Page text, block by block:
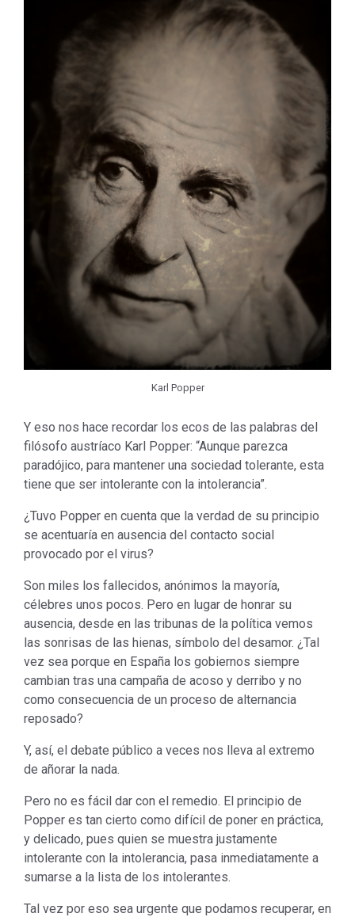
Karl Popper
Y eso nos hace recordar los ecos de las palabras del
filósofo austríaco Karl Popper: “Aunque parezca
paradójico, para mantener una sociedad tolerante, esta
tiene que ser intolerante con la intolerancia”.
¿Tuvo Popper en cuenta que la verdad de su principio
se acentuaría en ausencia del contacto social
provocado por el virus?
Son miles los fallecidos, anónimos la mayoría,
célebres unos pocos. Pero en lugar de honrar su
ausencia, desde en las tribunas de la política vemos
las sonrisas de las hienas, símbolo del desamor. ¿Tal
vez sea porque en España los gobiernos siempre
cambian tras una campaña de acoso y derribo y no
como consecuencia de un proceso de alternancia
reposado?
Y, así, el debate público a veces nos lleva al extremo
de añorar la nada.
Pero no es fácil dar con el remedio. El principio de
Popper es tan cierto como difícil de poner en práctica,
y delicado, pues quien se muestra justamente
intolerante con la intolerancia, pasa inmediatamente a
sumarse a la lista de los intolerantes.
Tal vez por eso sea urgente que podamos recuperar, en